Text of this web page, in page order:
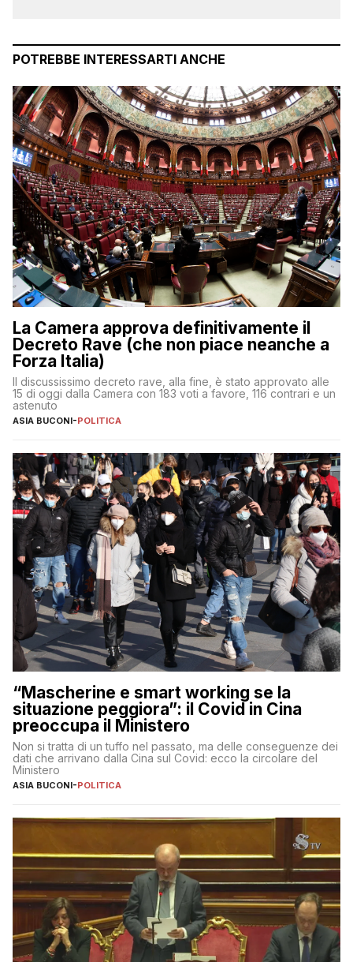
POTREBBE INTERESSARTI ANCHE
La Camera approva definitivamente il
Decreto Rave (che non piace neanche a
Forza Italia)
Il discussissimo decreto rave, alla fine, è stato approvato alle
15 di oggi dalla Camera con 183 voti a favore, 116 contrari e un
astenuto
ASIA BUCONI-POLITICA
“Mascherine e smart working se la
situazione peggiora”: il Covid in Cina
preoccupa il Ministero
Non si tratta di un tuffo nel passato, ma delle conseguenze dei
dati che arrivano dalla Cina sul Covid: ecco la circolare del
Ministero
ASIA BUCONI-POLITICA